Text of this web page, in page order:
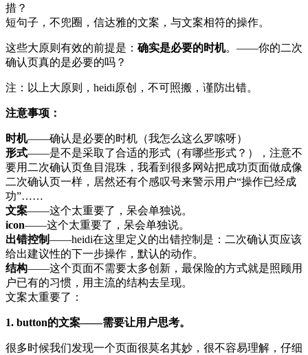
措？
短句子，不兜圈，信达雅的文案，与文案相符的操作。
这些大原则有效的前提是： 确实是必要的时机。——你的二次
确认页真的是必要的吗？
注：以上大原则，heidi原创，不可照搬，谨防出错。
注意事项：
时机——确认是必要的时机（我怎么这么罗嗦呀）
形式——是不是采取了合适的形式（有哪些形式？），注意不
要用二次确认页鱼目混珠，我看到很多网站把成功页面做成像
二次确认页一样，居然还有个感叹号来警示用户“操作已经成
功”……
文案——这个太重要了，呆会单独说。
icon——这个太重要了，呆会单独说。
出错控制——heidi在这里定义的出错控制是：二次确认页应该
给出建议性的下一步操作，默认的动作。
结构——这个页面不需要太多创新，最保险的方式就是照顾用
户已有的习惯，用主流的结构去呈现。
文案太重要了：
1. button的文案——需要让用户思考。
很多时候我们发现一个页面很莫名其妙，很不容易理解，仔细